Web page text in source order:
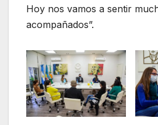
Hoy nos vamos a sentir
acompañados”.